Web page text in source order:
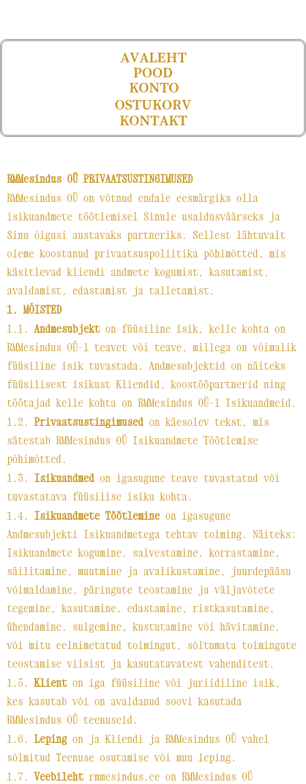
AVALEHT
POOD
KONTO
OSTUKORV
KONTAKT
RMMesindus OÜ PRIVAATSUSTINGIMUSED
RMMesindus OÜ on võtnud endale eesmärgiks olla
isikuandmete töötlemisel Sinule usaldusväärseks ja
Sinu õigusi austavaks partneriks. Sellest lähtuvalt
oleme koostanud privaatsuspoliitika põhimõtted, mis
käsitlevad kliendi andmete kogumist, kasutamist,
avaldamist, edastamist ja talletamist.
1. MÕISTED
1.1. Andmesubjekt on füüsiline isik, kelle kohta on
RMMesindus OÜ-l teavet või teave, millega on võimalik
füüsiline isik tuvastada. Andmesubjektid on näiteks
füüsilisest isikust Kliendid, koostööpartnerid ning
töötajad kelle kohta on RMMesindus OÜ-l Isikuandmeid.
1.2. Privaatsustingimused on käesolev tekst, mis
sätestab RMMesindus OÜ Isikuandmete Töötlemise
põhimõtted.
1.3. Isikuandmed on igasugune teave tuvastatud või
tuvastatava füüsilise isiku kohta.
1.4. Isikuandmete Töötlemine on igasugune
Andmesubjekti Isikuandmetega tehtav toiming. Näiteks:
Isikuandmete kogumine, salvestamine, korrastamine,
säilitamine, muutmine ja avalikustamine, juurdepääsu
võimaldamine, päringute teostamine ja väljavõtete
tegemine, kasutamine, edastamine, ristkasutamine,
ühendamine, sulgemine, kustutamine või hävitamine,
või mitu eelnimetatud toimingut, sõltumata toimingute
teostamise viisist ja kasutatavatest vahenditest.
1.5. Klient on iga füüsiline või juriidiline isik,
kes kasutab või on avaldanud soovi kasutada
RMMesindus OÜ teenuseid.
1.6. Leping on ja Kliendi ja RMMesindus OÜ vahel
sõlmitud Teenuse osutamise või muu leping.
1.7.Veebileht rmmesindus.ee on RMMesindus OÜ